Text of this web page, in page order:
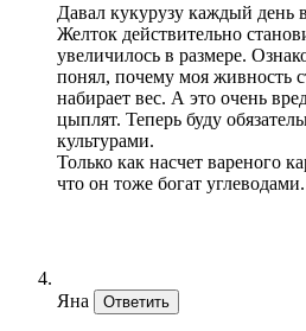
Давал кукурузу каждый день
Желток действительно
увеличилось в размере.
понял, почему моя живность
набирает вес. А это очень
цыплят. Теперь буду
культурами.
Только как насчет вареного
что он тоже богат углеводами.
Яна Ответить